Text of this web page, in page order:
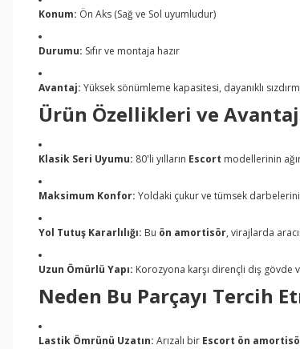
Konum: Ön Aks (Sağ ve Sol uyumludur)
Durumu: Sıfır ve montaja hazır
Avantaj: Yüksek sönümleme kapasitesi, dayanıklı
Ürün Özellikleri ve
Klasik Seri Uyumu: 80'li yılların Escort modellerinin
Maksimum Konfor: Yoldaki çukur ve tümsek
Yol Tutuş Kararlılığı: Bu ön amortisör, virajlarda
Uzun Ömürlü Yapı: Korozyona karşı dirençli dış gövde
Neden Bu Parçayı Tercih
Lastik Ömrünü Uzatın: Arızalı bir Escort ön